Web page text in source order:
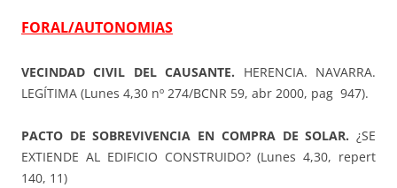
FORAL/AUTONOMIAS
VECINDAD CIVIL DEL CAUSANTE. HERENCIA. NAVARRA.
LEGÍTIMA (Lunes 4,30 nº 274/BCNR 59, abr 2000, pag 947).
PACTO DE SOBREVIVENCIA EN COMPRA DE SOLAR. ¿SE
EXTIENDE AL EDIFICIO CONSTRUIDO? (Lunes 4,30, repert
140, 11)